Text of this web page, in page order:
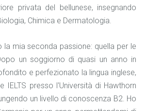
privata del bellunese, insegnando
Chimica e Dermatologia.
la mia seconda passione: quella per le
un soggiorno di quasi un anno in
e perfezionato la lingua inglese,
IELTS presso l'Università di Hawthorn
un livello di conoscenza B2. Ho